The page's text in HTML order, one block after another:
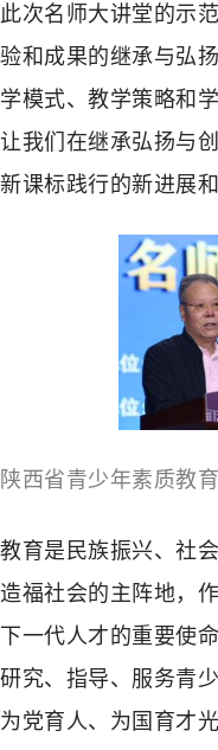
此次名师大讲堂的示
验和成果的继承与弘
学模式、教学策略和
让我们在继承弘扬与
新课标践行的新进展和
陕西省青少年素质教
教育是民族振兴、社
造福社会的主阵地，
下一代人才的重要使
研究、指导、服务青
为党育人、为国育才